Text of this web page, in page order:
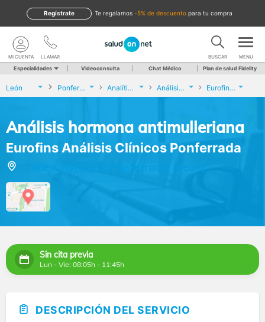
te regalamos -5% de descuento para tu compra
Regístrate
LLAMAR
MI CUENTA BUSCAR MENU
Especialidades Videoconsulta Chat Médico Plan de salud Fidelity
León Ponferrada Analíticas y Genética Análisis hormona antimulleriana Eurofins Análisis Clínicos Ponferrada
Análisis hormona antimulleriana
Eurofins Análisis Clínicos Ponferrada
Calle Cristo, 18, Ponferrada (León)
Sin cita previa
Lun - Vie: 08:05h - 11:45h
DESCRIPCIÓN DEL SERVICIO